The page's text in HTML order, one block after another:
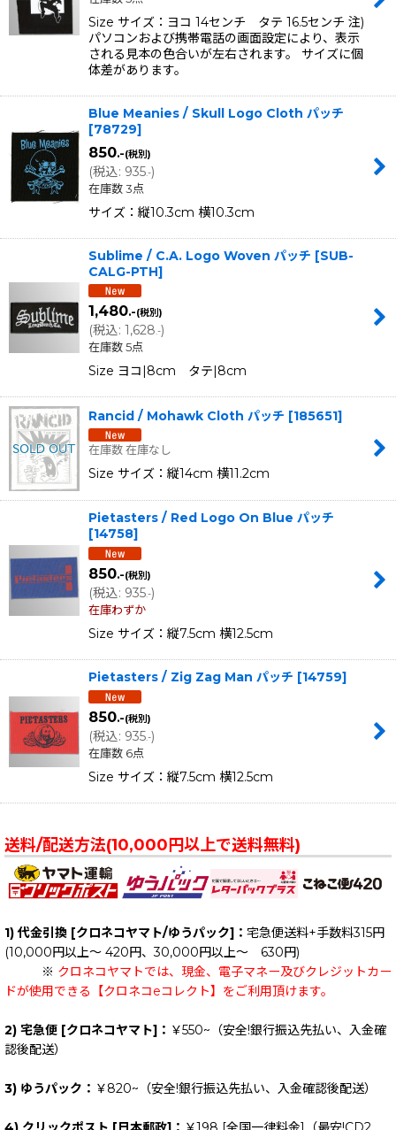
Size サイズ：ヨコ 14センチ タテ 16.5センチ 注)
パソコンおよび携帯電話の画面設定により、表示
される見本の色合いが左右されます。 サイズに個
体差があります。
Blue Meanies / Skull Logo Cloth パッチ
[78729]
850.-(税別)
(税込: 935.-)
在庫数 3点
サイズ：縦10.3cm 横10.3cm
Sublime / C.A. Logo Woven パッチ [SUB-
CALG-PTH]
1,480.-(税別)
(税込: 1,628.-)
在庫数 5点
Size ヨコ|8cm タテ|8cm
Rancid / Mohawk Cloth パッチ [185651]
在庫数 在庫なし
Size サイズ：縦14cm 横11.2cm
Pietasters / Red Logo On Blue パッチ
[14758]
850.-(税別)
(税込: 935.-)
在庫わずか
Size サイズ：縦7.5cm 横12.5cm
Pietasters / Zig Zag Man パッチ [14759]
850.-(税別)
(税込: 935.-)
在庫数 6点
Size サイズ：縦7.5cm 横12.5cm
送料/配送方法(10,000円以上で送料無料)
1) 代金引換 [クロネコヤマト/ゆうパック]： 宅急便送料+手数料315円
(10,000円以上～ 420円、30,000円以上～ 630円)
※ クロネコヤマトでは、現金、電子マネー及びクレジットカー
ドが使用できる【クロネコeコレクト】をご利用頂けます。
2) 宅急便 [クロネコヤマト]： ￥550~（安全!銀行振込先払い、入金確
認後配送）
3) ゆうパック： ￥820~（安全!銀行振込先払い、入金確認後配送）